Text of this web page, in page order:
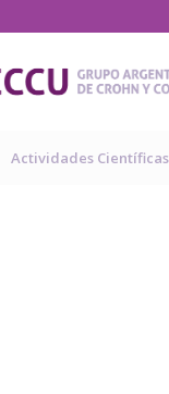
Actividades Científicas